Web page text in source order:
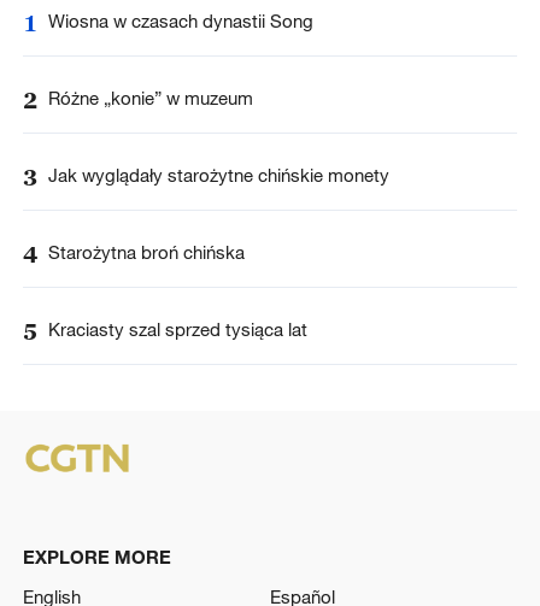
1 Wiosna w czasach dynastii Song
2 Różne „konie” w muzeum
3 Jak wyglądały starożytne chińskie monety
4 Starożytna broń chińska
5 Kraciasty szal sprzed tysiąca lat
EXPLORE MORE
English
Español